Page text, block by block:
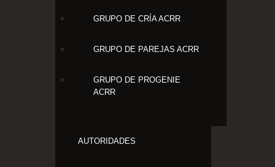
GRUPO DE CRÍA ACRR
GRUPO DE PAREJAS ACRR
GRUPO DE PROGENIE
ACRR
AUTORIDADES